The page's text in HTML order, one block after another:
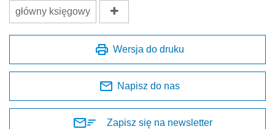
główny księgowy
Wersja do druku
Napisz do nas
Zapisz się na newsletter